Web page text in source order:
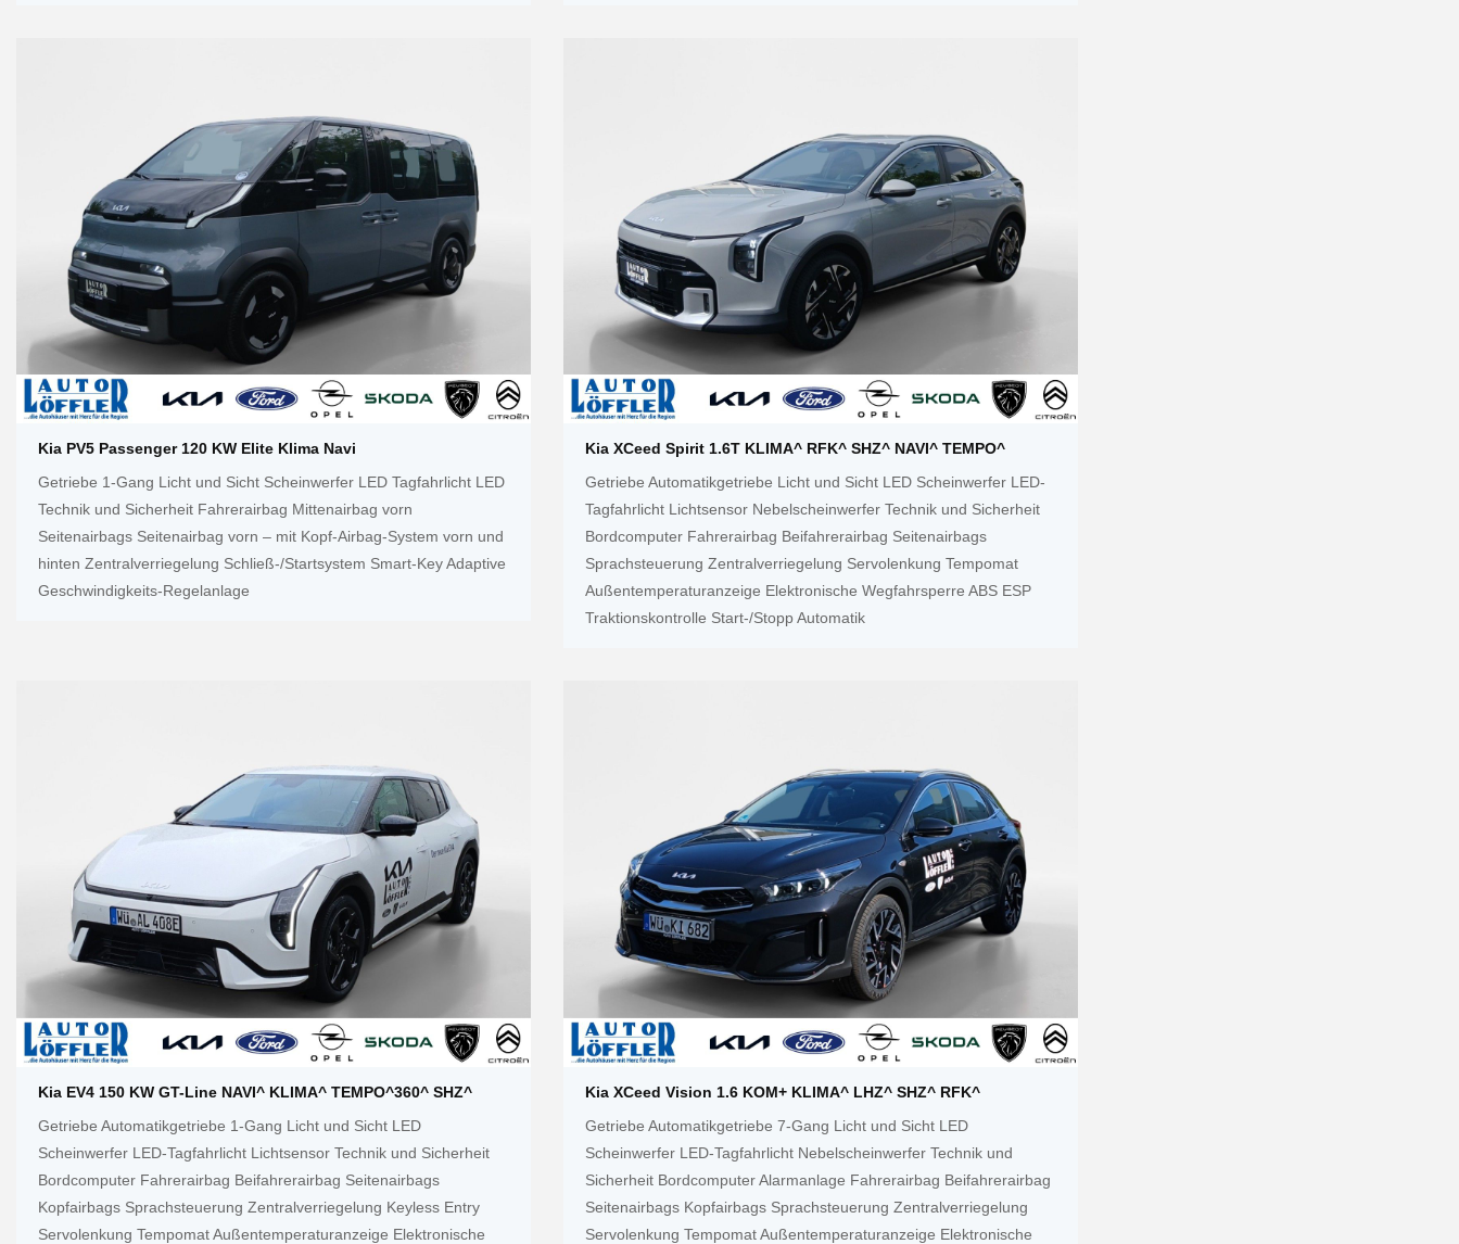
Kia PV5 Passenger 120 KW Elite Klima Navi
Getriebe 1-Gang Licht und Sicht Scheinwerfer LED Tagfahrlicht LED
Technik und Sicherheit Fahrerairbag Mittenairbag vorn
Seitenairbags Seitenairbag vorn – mit Kopf-Airbag-System vorn und
hinten Zentralverriegelung Schließ-/Startsystem Smart-Key Adaptive
Geschwindigkeits-Regelanlage
Kia XCeed Spirit 1.6T KLIMA^ RFK^ SHZ^ NAVI^ TEMPO^
Getriebe Automatikgetriebe Licht und Sicht LED Scheinwerfer LED-
Tagfahrlicht Lichtsensor Nebelscheinwerfer Technik und Sicherheit
Bordcomputer Fahrerairbag Beifahrerairbag Seitenairbags
Sprachsteuerung Zentralverriegelung Servolenkung Tempomat
Außentemperaturanzeige Elektronische Wegfahrsperre ABS ESP
Traktionskontrolle Start-/Stopp Automatik
Kia EV4 150 KW GT-Line NAVI^ KLIMA^ TEMPO^360^ SHZ^
Getriebe Automatikgetriebe 1-Gang Licht und Sicht LED
Scheinwerfer LED-Tagfahrlicht Lichtsensor Technik und Sicherheit
Bordcomputer Fahrerairbag Beifahrerairbag Seitenairbags
Kopfairbags Sprachsteuerung Zentralverriegelung Keyless Entry
Servolenkung Tempomat Außentemperaturanzeige Elektronische
Kia XCeed Vision 1.6 KOM+ KLIMA^ LHZ^ SHZ^ RFK^
Getriebe Automatikgetriebe 7-Gang Licht und Sicht LED
Scheinwerfer LED-Tagfahrlicht Nebelscheinwerfer Technik und
Sicherheit Bordcomputer Alarmanlage Fahrerairbag Beifahrerairbag
Seitenairbags Kopfairbags Sprachsteuerung Zentralverriegelung
Servolenkung Tempomat Außentemperaturanzeige Elektronische